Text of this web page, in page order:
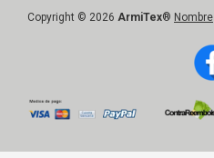
Copyright © 2026 ArmiTex® Nombre